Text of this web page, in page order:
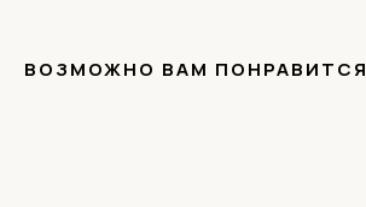
ВОЗМОЖНО ВАМ ПОНРАВИТСЯ